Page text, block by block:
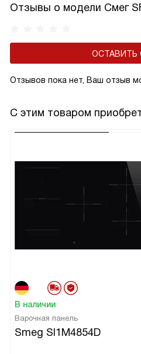
Отзывы о модели Смег
ОСТАВИТЬ
Отзывов пока нет, Ваш отзыв
С этим товаром
В наличии
Варочная панель
Smeg SI1M4854D